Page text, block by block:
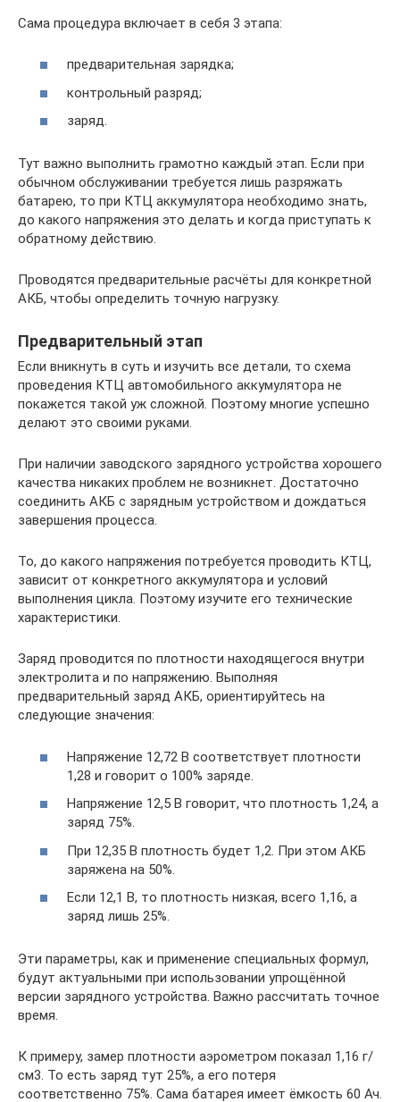
Сама процедура включает в себя 3 этапа:
предварительная зарядка;
контрольный разряд;
заряд.
Тут важно выполнить грамотно каждый этап. Если при
обычном обслуживании требуется лишь разряжать
батарею, то при КТЦ аккумулятора необходимо знать,
до какого напряжения это делать и когда приступать к
обратному действию.
Проводятся предварительные расчёты для конкретной
АКБ, чтобы определить точную нагрузку.
Предварительный этап
Если вникнуть в суть и изучить все детали, то схема
проведения КТЦ автомобильного аккумулятора не
покажется такой уж сложной. Поэтому многие успешно
делают это своими руками.
При наличии заводского зарядного устройства хорошего
качества никаких проблем не возникнет. Достаточно
соединить АКБ с зарядным устройством и дождаться
завершения процесса.
То, до какого напряжения потребуется проводить КТЦ,
зависит от конкретного аккумулятора и условий
выполнения цикла. Поэтому изучите его технические
характеристики.
Заряд проводится по плотности находящегося внутри
электролита и по напряжению. Выполняя
предварительный заряд АКБ, ориентируйтесь на
следующие значения:
Напряжение 12,72 В соответствует плотности
1,28 и говорит о 100% заряде.
Напряжение 12,5 В говорит, что плотность 1,24, а
заряд 75%.
При 12,35 В плотность будет 1,2. При этом АКБ
заряжена на 50%.
Если 12,1 В, то плотность низкая, всего 1,16, а
заряд лишь 25%.
Эти параметры, как и применение специальных формул,
будут актуальными при использовании упрощённой
версии зарядного устройства. Важно рассчитать точное
время.
К примеру, замер плотности аэрометром показал 1,16 г/
см3. То есть заряд тут 25%, а его потеря
соответственно 75%. Сама батарея имеет ёмкость 60 Ач.